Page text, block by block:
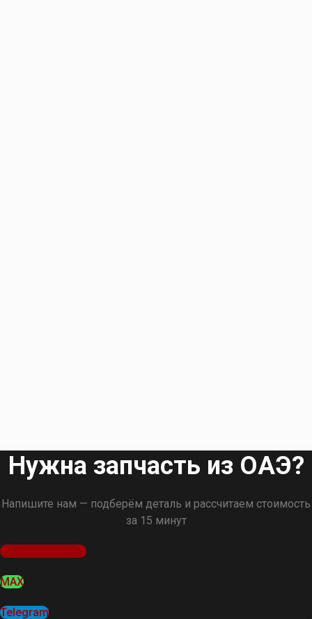
Нужна запчасть из ОАЭ?
Напишите нам — подберём деталь и рассчитаем стоимость
за 15 минут
Оставить заявку
MAX
Telegram